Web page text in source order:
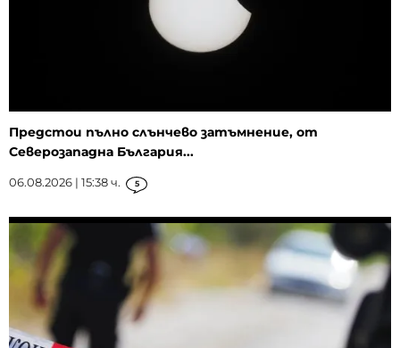
Предстои пълно слънчево затъмнение, от
Северозападна България...
06.08.2026 | 15:38 ч. 5